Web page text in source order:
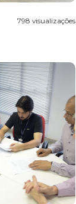
798 visualizações